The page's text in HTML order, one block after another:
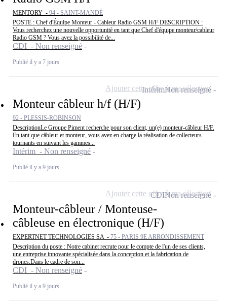
MENTORY - 94 - SAINT-MANDÉ
POSTE : Chef d'Équipe Monteur - Cableur Radio GSM H/F DESCRIPTION :
Vous recherchez une nouvelle opportunité en tant que Chef d'équipe monteur/cableur
Radio GSM ? Vous avez la possibilité de...
CDI - Non renseigné
Publié il y a 7 jours
Monteur câbleur h/f (H/F)
92 - PLESSIS-ROBINSON
DescriptionLe Groupe Piment recherche pour son client, un(e) monteur-câbleur H/F.
En tant que câbleur et monteur, vous avez en charge la réalisation de collecteurs
tournants en suivant les gammes...
Intérim - Non renseigné
Publié il y a 9 jours
IntérimNon renseigné
Ajouter cette offre à ma sélection
Monteur-câbleur / Monteuse-
câbleuse en électronique (H/F)
EXPERTNET TECHNOLOGIES SA - 75 - PARIS 9E ARRONDISSEMENT
Description du poste : Notre cabinet recrute pour le compte de l'un de ses clients,
une entreprise innovante spécialisée dans la conception et la fabrication de
drones.Dans le cadre de son...
CDI - Non renseigné
Publié il y a 9 jours
CDINon renseigné
Ajouter cette offre à ma sélection